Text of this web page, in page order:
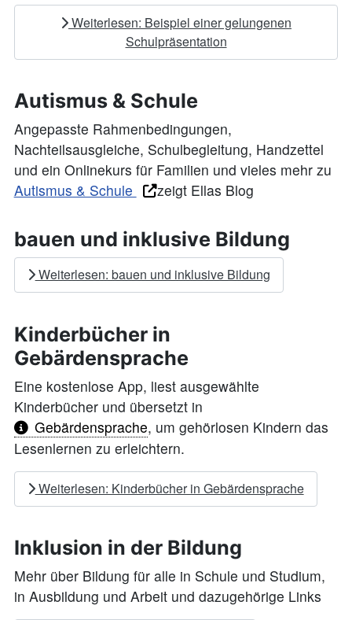
Weiterlesen: Beispiel einer gelungenen
Schulpräsentation
Autismus & Schule
Angepasste Rahmenbedingungen,
Nachteilsausgleiche, Schulbegleitung, Handzettel
und ein Onlinekurs für Familien und vieles mehr zu
Autismus & Schule
zeigt Ellas Blog
bauen und inklusive Bildung
Weiterlesen: bauen und inklusive Bildung
Kinderbücher in
Gebärdensprache
Eine kostenlose App, liest ausgewählte
Kinderbücher und übersetztin
Gebärdensprache, um gehörlosen Kindern das
Lesenlernen zu erleichtern.
Weiterlesen: Kinderbücher in Gebärdensprache
Inklusion in der Bildung
Mehr über Bildung für alle in Schule und Studium,
in Ausbildung und Arbeit und dazugehörige Links